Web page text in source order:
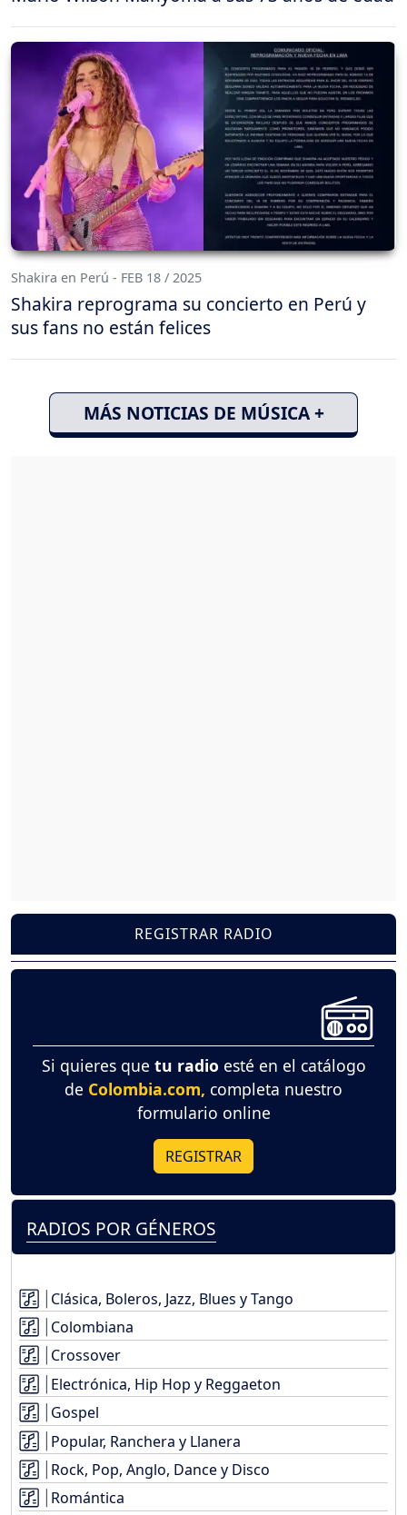
Shakira en Perú - FEB 18 / 2025
Shakira reprograma su concierto en Perú y
sus fans no están felices
MÁS NOTICIAS DE MÚSICA +
REGISTRAR RADIO
Si quieres que tu radio esté en el catálogo
de Colombia.com, completa nuestro
formulario online
REGISTRAR
RADIOS POR GÉNEROS
Clásica, Boleros, Jazz, Blues y Tango
Colombiana
Crossover
Electrónica, Hip Hop y Reggaeton
Gospel
Popular, Ranchera y Llanera
Rock, Pop, Anglo, Dance y Disco
Romántica